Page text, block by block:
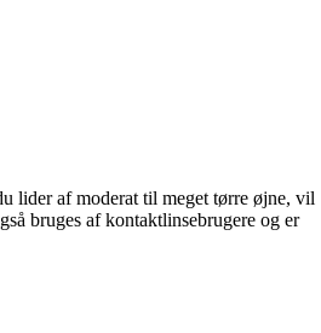
lider af moderat til meget tørre øjne, vil
bruges af kontaktlinsebrugere og er